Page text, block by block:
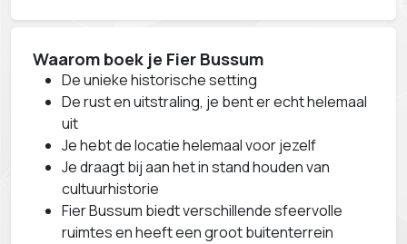
Waarom boek je Fier Bussum
De unieke historische setting
De rust en uitstraling, je bent er echt helemaal
uit
Je hebt de locatie helemaal voor jezelf
Je draagt bij aan het in stand houden van
cultuurhistorie
Fier Bussum biedt verschillende sfeervolle
ruimtes en heeft een groot buitenterrein